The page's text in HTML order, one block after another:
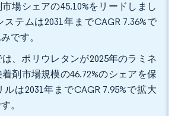
場シェアの45.10%をリードしまし
テムは2031年までCAGR 7.36%で
です。
、ポリウレタンが2025年のラミネ
剤市場規模の46.72%のシェアを保
は2031年までCAGR 7.95%で拡大
。